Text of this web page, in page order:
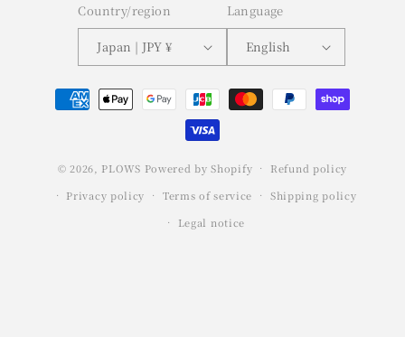
Country/region
Japan | JPY ¥
Language
English
Payment
methods
© 2026, PLOWS Powered by Shopify
Refund policy
Privacy policy
Terms of service
Shipping policy
Legal notice